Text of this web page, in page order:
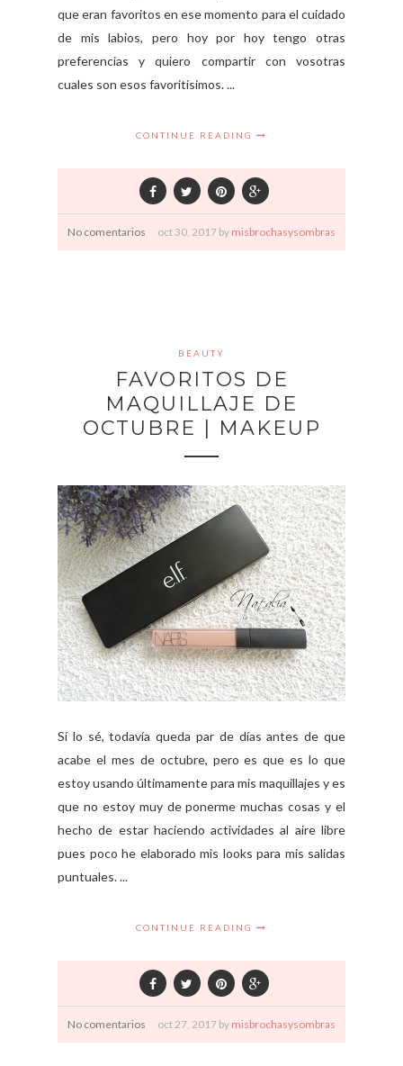
que eran favoritos en ese momento para el cuidado
de mis labios, pero hoy por hoy tengo otras
preferencias y quiero compartir con vosotras
cuales son esos favoritísimos. ...
CONTINUE READING
No comentarios oct30, 2017 by misbrochasysombras
BEAUTY
FAVORITOS DE
MAQUILLAJE DE
OCTUBRE | MAKEUP
Sí lo sé, todavía queda par de días antes de que
acabe el mes de octubre, pero es que es lo que
estoy usando últimamente para mis maquillajes y es
que no estoy muy de ponerme muchas cosas y el
hecho de estar haciendo actividades al aire libre
pues poco he elaborado mis looks para mis salidas
puntuales. ...
CONTINUE READING
No comentarios oct27, 2017 by misbrochasysombras